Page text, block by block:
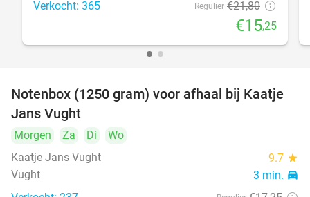
Verkocht: 365 Regulier €21,80
€15,25
42%
Notenbox (1250 gram) voor afhaal bij Kaatje
Jans Vught
Morgen Za Di
Wo
Kaatje Jans Vught
9.7 star
Vught 3 min. directions_car